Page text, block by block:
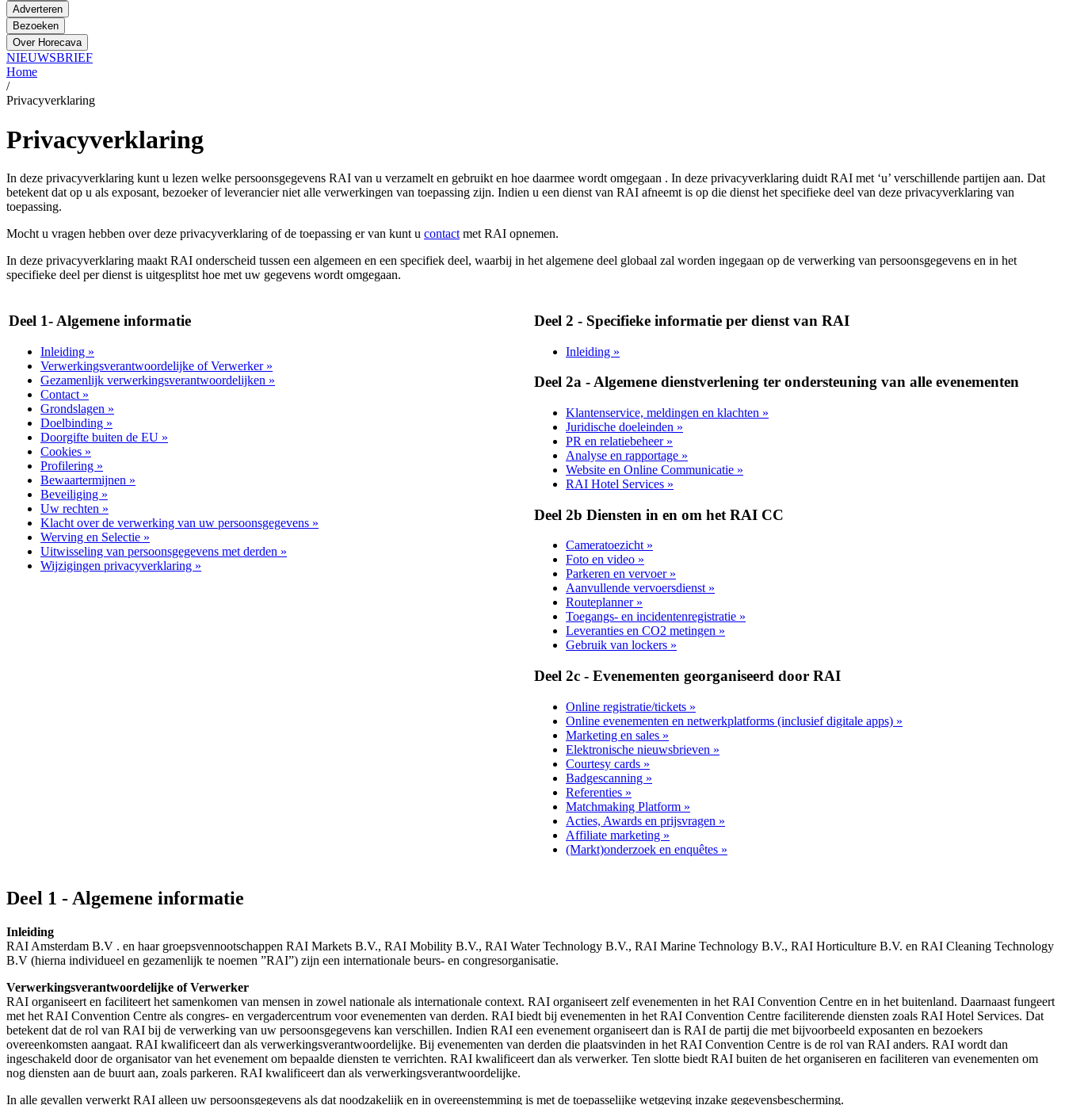
Adverteren
Bezoeken
Over Horecava
NIEUWSBRIEF
Home
/
Privacyverklaring
Privacyverklaring
In deze privacyverklaring kunt u lezen welke persoonsgegevens RAI van u verzamelt en gebruikt en hoe daarmee wordt omgegaan . In deze privacyverklaring duidt RAI met ‘u’ verschillende partijen aan. Dat
betekent dat op u als exposant, bezoeker of leverancier niet alle verwerkingen van toepassing zijn. Indien u een dienst van RAI afneemt is op die dienst het specifieke deel van deze privacyverklaring van
toepassing.
Mocht u vragen hebben over deze privacyverklaring of de toepassing er van kunt u contact met RAI opnemen.
In deze privacyverklaring maakt RAI onderscheid tussen een algemeen en een specifiek deel, waarbij in het algemene deel globaal zal worden ingegaan op de verwerking van persoonsgegevens en in het
specifieke deel per dienst is uitgesplitst hoe met uw gegevens wordt omgegaan.
Deel 1- Algemene informatie
Inleiding »
Verwerkingsverantwoordelijke of Verwerker »
Gezamenlijk verwerkingsverantwoordelijken »
Contact »
Grondslagen »
Doelbinding »
Doorgifte buiten de EU »
Cookies »
Profilering »
Bewaartermijnen »
Beveiliging »
Uw rechten »
Klacht over de verwerking van uw persoonsgegevens »
Werving en Selectie »
Uitwisseling van persoonsgegevens met derden »
Wijzigingen privacyverklaring »
Deel 2 - Specifieke informatie per dienst van RAI
Inleiding »
Deel 2a - Algemene dienstverlening ter ondersteuning van alle evenementen
Klantenservice, meldingen en klachten »
Juridische doeleinden »
PR en relatiebeheer »
Analyse en rapportage »
Website en Online Communicatie »
RAI Hotel Services »
Deel 2b Diensten in en om het RAI CC
Cameratoezicht »
Foto en video »
Parkeren en vervoer »
Aanvullende vervoersdienst »
Routeplanner »
Toegangs- en incidentenregistratie »
Leveranties en CO2 metingen »
Gebruik van lockers »
Deel 2c - Evenementen georganiseerd door RAI
Online registratie/tickets »
Online evenementen en netwerkplatforms (inclusief digitale apps) »
Marketing en sales »
Elektronische nieuwsbrieven »
Courtesy cards »
Badgescanning »
Referenties »
Matchmaking Platform »
Acties, Awards en prijsvragen »
Affiliate marketing »
(Markt)onderzoek en enquêtes »
Deel 1 - Algemene informatie
Inleiding
RAI Amsterdam B.V . en haar groepsvennootschappen RAI Markets B.V., RAI Mobility B.V., RAI Water Technology B.V., RAI Marine Technology B.V., RAI Horticulture B.V. en RAI Cleaning Technology
B.V (hierna individueel en gezamenlijk te noemen ”RAI”) zijn een internationale beurs- en congresorganisatie.
Verwerkingsverantwoordelijke of Verwerker
RAI organiseert en faciliteert het samenkomen van mensen in zowel nationale als internationale context. RAI organiseert zelf evenementen in het RAI Convention Centre en in het buitenland. Daarnaast fungeert
met het RAI Convention Centre als congres- en vergadercentrum voor evenementen van derden. RAI biedt bij evenementen in het RAI Convention Centre faciliterende diensten zoals RAI Hotel Services. Dat
betekent dat de rol van RAI bij de verwerking van uw persoonsgegevens kan verschillen. Indien RAI een evenement organiseert dan is RAI de partij die met bijvoorbeeld exposanten en bezoekers
overeenkomsten aangaat. RAI kwalificeert dan als verwerkingsverantwoordelijke. Bij evenementen van derden die plaatsvinden in het RAI Convention Centre is de rol van RAI anders. RAI wordt dan
ingeschakeld door de organisator van het evenement om bepaalde diensten te verrichten. RAI kwalificeert dan als verwerker. Ten slotte biedt RAI buiten de het organiseren en faciliteren van evenementen om
nog diensten aan de buurt aan, zoals parkeren. RAI kwalificeert dan als verwerkingsverantwoordelijke.
In alle gevallen verwerkt RAI alleen uw persoonsgegevens als dat noodzakelijk en in overeenstemming is met de toepasselijke wetgeving inzake gegevensbescherming.